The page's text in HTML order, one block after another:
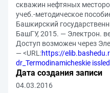
скважин нефтяных
учеб.-методическое
Башкирский
БашГУ, 2015. — Электрон.
Доступ возможен через
— <URL:https://
dr_Termodinamicheskie
Дата создания записи
04.03.2016